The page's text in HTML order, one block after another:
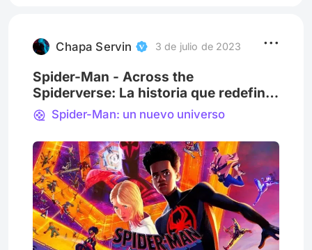
acompañado de incohere
Chapa Servin 3 de julio de 2023
Spider-Man - Across the
Spiderverse: La historia que redefine
lo que significa ser Spider-Man.
¿Imposible de superar?
Spider-Man: un nuevo universo